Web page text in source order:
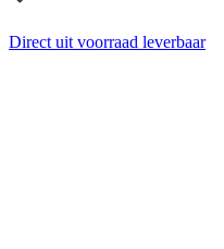
Direct uit voorraad leverbaar